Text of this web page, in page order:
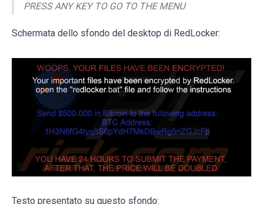
PRESS ANY KEY TO GO TO THE MENU
Schermata dello sfondo del desktop di RedLocker:
Testo presentato su questo sfondo: